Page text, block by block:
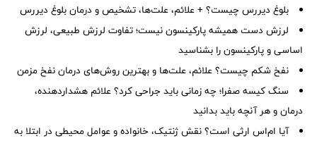
بلوغ دیررس چیست؟ + علائم، علت‌ها، تشخیص و درمان بلوغ دیررس
لرزش دست همیشه پارکینسون نیست؛ تفاوت لرزش طبیعی، لرزش
اساسی و پارکینسون را بشناسید
نفخ شکم چیست؟ علائم، علت‌ها و بهترین روش‌های درمان نفخ مزمن
سنگ کیسه صفرا؛ چه زمانی باید جراحی کرد؟ علائم هشداردهنده،
درمان و هر آنچه باید بدانید
آیا ام‌اس ارثی است؟ نقش ژنتیک، خانواده و عوامل محیطی در ابتلا به